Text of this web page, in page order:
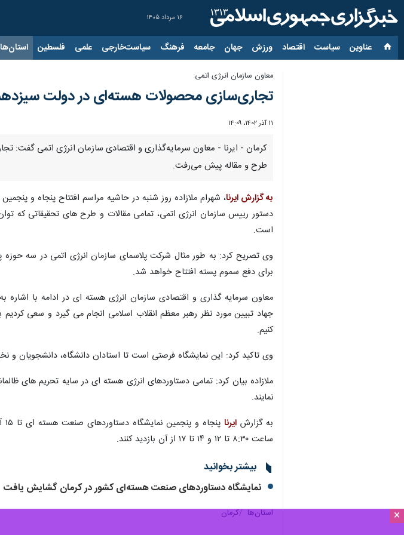
۱۶ مرداد ۱۴۰۵
عناوین‌ سیاست اقتصاد ورزش جهان جامعه فرهنگ سیاست‌خارجی علمی فلسطین استان‌ها
×
معاون سازمان انرژی اتمی:
تجاری‌سازی محصولات هسته‌ای در دولت
۱۱ آذر ۱۴۰۲، ۱۴:۰۹
کرمان - ایرنا - معاون سرمایه‌گذاری و اقتصادی سازمان انرژی اتمی گفت:
طرح و مقاله پیش می‌رفت.
به گزارش ایرنا
دستور رییس سازمان انرژی اتمی، تمامی مقالات و طرح های تحقیقاتی که
است.
وی تصریح کرد: به طور مثال شرکت پلاسمای سازمان انرژی اتمی در سه
برای دفع سموم پسته افتتاح خواهد شد.
معاون سرمایه گذاری و اقتصادی سازمان انرژی هسته ای در ادامه با اشاره
جهاد تبیین مورد نظر رهبر معظم انقلاب اسلامی انجام می گیرد و سعی
کنیم.
وی تاکید کرد: این نمایشگاه فرصتی است تا استادان دانشگاه، دانشجویان و
ملازاده بیان کرد: تمامی دستاوردهای انرژی هسته ای در سایه تحریم های
نمایند.
به گزارش ایرنا
ساعت ۸:۳۰ تا ۱۲ و ۱۴ تا ۱۷ از آن بازدید کنند.
بیشتر بخوانید
نمایشگاه دستاوردهای صنعت هسته‌ای کشور در کرمان گشایش یافت
استان‌ها کرمان